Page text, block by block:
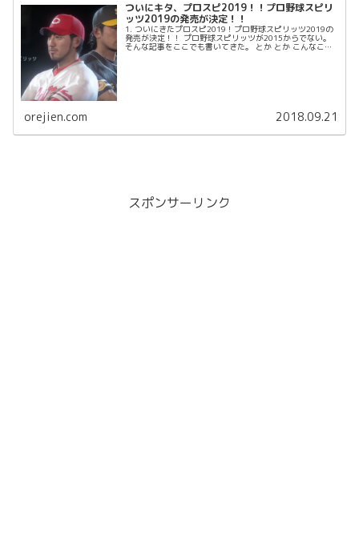
ついにキタ、プロスピ2019！！プロ野球スピリ
ッツ2019の発売が決定！！
1. ついにきたプロスピ2019！プロ野球スピリッツ2019の
発売が決定！！ プロ野球スピリッツが2015からでない。
そんな記事をここでも書いてきた。 とか とか こんなこと
orejien.com 2018.09.21
スポンサーリンク